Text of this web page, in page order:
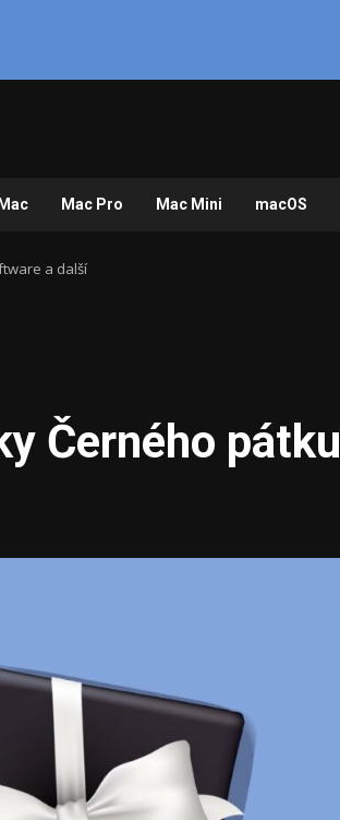
Mac Pro Mac Mini macOS
a další
Černého pátku